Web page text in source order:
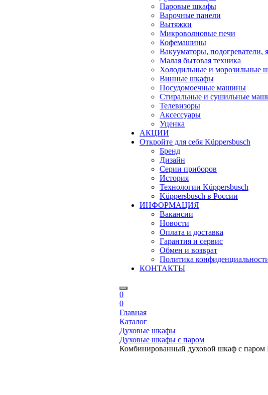
Паровые шкафы
Варочные панели
Вытяжки
Микроволновые печи
Кофемашины
Вакууматоры, подогреватели,
Малая бытовая техника
Холодильные и морозильные
Винные шкафы
Посудомоечные машины
Стиральные и сушильные
Телевизоры
Аксессуары
Уценка
АКЦИИ
Откройте для себя Küppersbusch
Бренд
Дизайн
Серии приборов
История
Технологии Küppersbusch
Küppersbusch в России
ИНФОРМАЦИЯ
Вакансии
Новости
Оплата и доставка
Гарантия и сервис
Обмен и возврат
Политика
КОНТАКТЫ
0
0
Главная
Каталог
Духовые шкафы
Духовые шкафы с паром
Комбинированный духовой шкаф с паром